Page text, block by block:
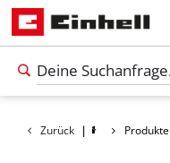
Zurück | Produkte